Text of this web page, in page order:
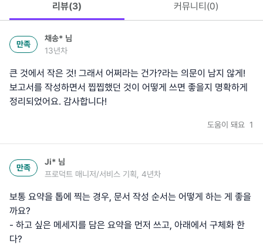
리뷰(3) 커뮤니티(0)
만족
채송* 님
13년차
큰 것에서 작은 것! 그래서 어쩌라는 건가?라는 의문이 남지 않게!
보고서를 작성하면서 찝찝했던 것이 어떻게 쓰면 좋을지 명확하게
정리되었어요. 감사합니다!
도움이 돼요 1
만족
Ji* 님
프로덕트 매니저/서비스 기획, 4년차
보통 요약을 톱에 찍는 경우, 문서 작성 순서는 어떻게 하는 게 좋을
까요?
- 하고 싶은 메세지를 담은 요약을 먼저 쓰고, 아래에서 구체화 한
다?